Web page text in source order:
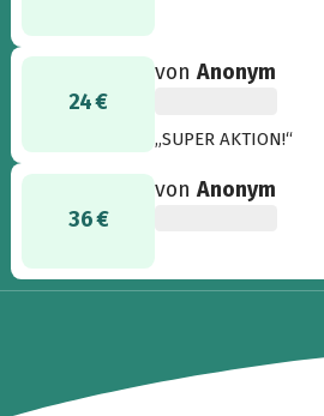
24 €
vonAnonym
„SUPER AKTION!“
36 €
vonAnonym